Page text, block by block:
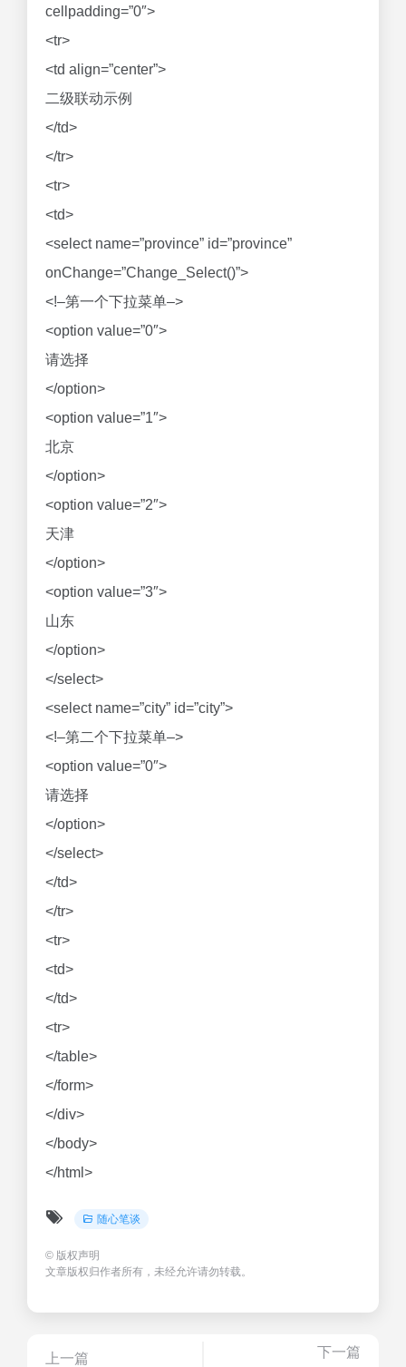
cellpadding=”0″>
<tr>
<td align=”center”>
二级联动示例
</td>
</tr>
<tr>
<td>
<select name=”province” id=”province”
onChange=”Change_Select()”>
<!–第一个下拉菜单–>
<option value=”0″>
请选择
</option>
<option value=”1″>
北京
</option>
<option value=”2″>
天津
</option>
<option value=”3″>
山东
</option>
</select>
<select name=”city” id=”city”>
<!–第二个下拉菜单–>
<option value=”0″>
请选择
</option>
</select>
</td>
</tr>
<tr>
<td>
</td>
<tr>
</table>
</form>
</div>
</body>
</html>
随心笔谈
© 版权声明
文章版权归作者所有，未经允许请勿转载。
上一篇 下一篇